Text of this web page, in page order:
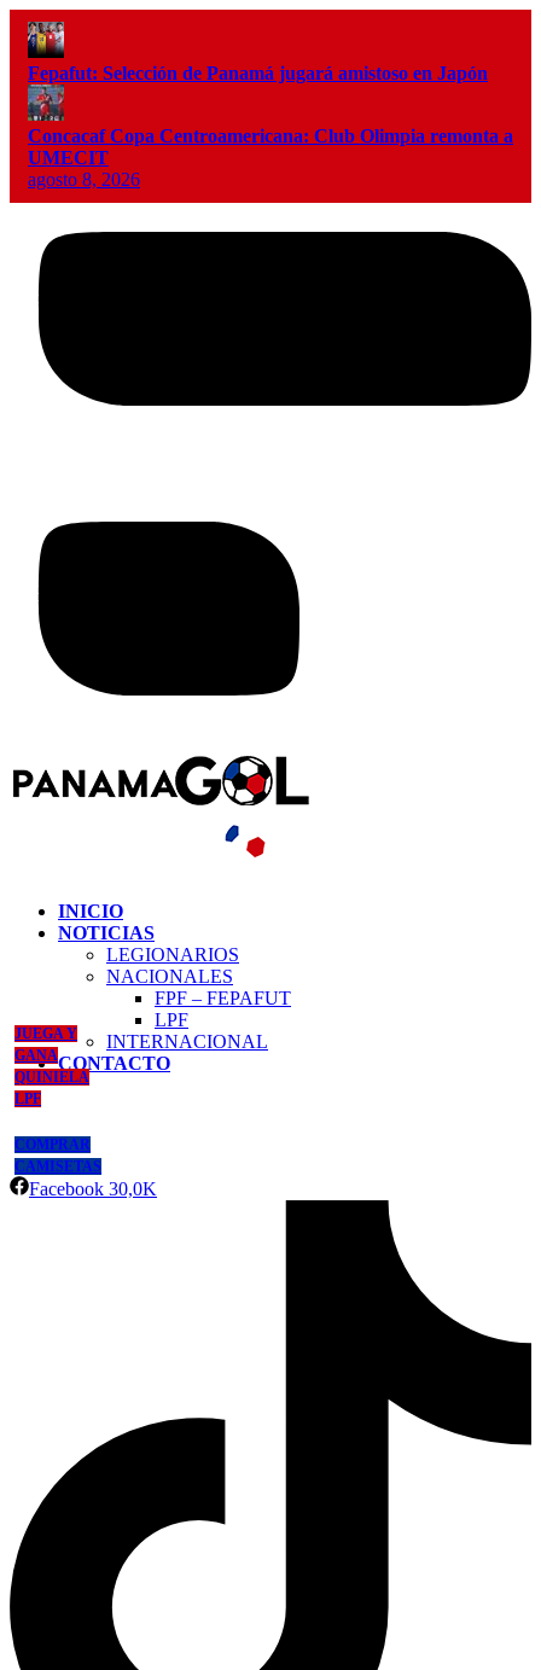
Fepafut: Selección de Panamá jugará amistoso en Japón
Concacaf Copa Centroamericana: Club Olimpia remonta a
UMECIT
agosto 8, 2026
INICIO
NOTICIAS
LEGIONARIOS
NACIONALES
FPF – FEPAFUT
LPF
INTERNACIONAL
CONTACTO
JUEGA Y
GANA
QUINIELA
LPF
COMPRAR
CAMISETAS
Facebook 30,0K